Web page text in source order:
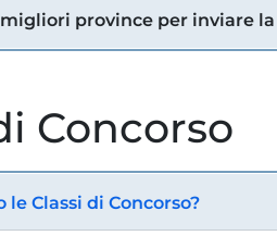
province per inviare la
Concorso
le Classi di Concorso?